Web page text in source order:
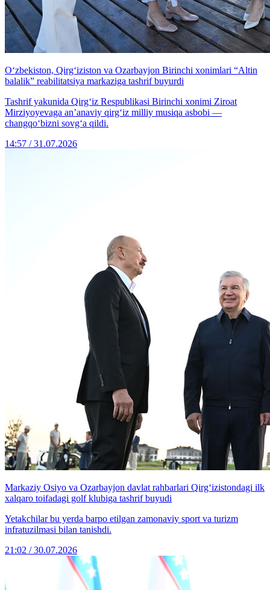
O‘zbekiston, Qirg‘iziston va Ozarbayjon Birinchi xonimlari “Altin
balalik” reabilitatsiya markaziga tashrif buyurdi
Tashrif yakunida Qirg‘iz Respublikasi Birinchi xonimi Ziroat
Mirziyoyevaga an’anaviy qirg‘iz milliy musiqa asbobi —
changqo‘bizni sovg‘a qildi.
14:57 / 31.07.2026
Markaziy Osiyo va Ozarbayjon davlat rahbarlari Qirg‘izistondagi ilk
xalqaro toifadagi golf klubiga tashrif buyudi
Yetakchilar bu yerda barpo etilgan zamonaviy sport va turizm
infratuzilmasi bilan tanishdi.
21:02 / 30.07.2026